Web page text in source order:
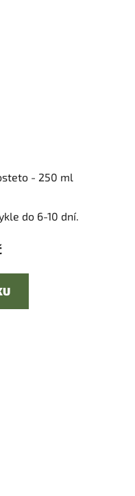
- 250 ml
do 6-10 dní.